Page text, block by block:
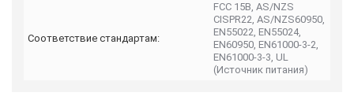
Соответствие стандартам:
FCC 15B, AS/NZS
CISPR22, AS/NZS60950,
EN55022, EN55024,
EN60950, EN61000-3-2,
EN61000-3-3, UL
(Источник питания)